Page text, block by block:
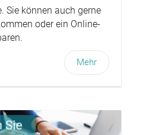
Sie können auch gerne
oder ein Online-
Mehr